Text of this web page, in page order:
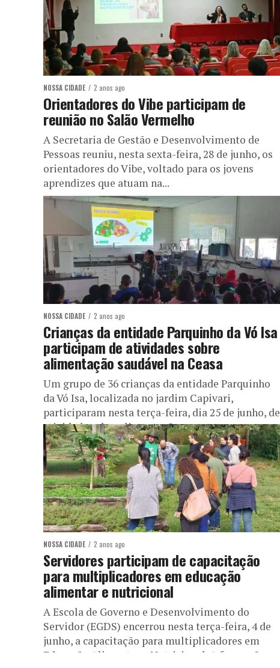
NOSSA CIDADE 2 anos ago
Orientadores do Vibe participam de
reunião no Salão Vermelho
A Secretaria de Gestão e Desenvolvimento de
Pessoas reuniu, nesta sexta-feira, 28 de junho, os
orientadores do Vibe, voltado para os jovens
aprendizes que atuam na...
NOSSA CIDADE 2 anos ago
Crianças da entidade Parquinho da Vó Isa
participam de atividades sobre
alimentação saudável na Ceasa
Um grupo de 36 crianças da entidade Parquinho
da Vó Isa, localizada no jardim Capivari,
participaram nesta terça-feira, dia 25 de junho, de
atividade sobre alimentação...
NOSSA CIDADE 2 anos ago
Servidores participam de capacitação
para multiplicadores em educação
alimentar e nutricional
A Escola de Governo e Desenvolvimento do
Servidor (EGDS) encerrou nesta terça-feira, 4 de
junho, a capacitação para multiplicadores em
Educação Alimentar e Nutricional. A formação,